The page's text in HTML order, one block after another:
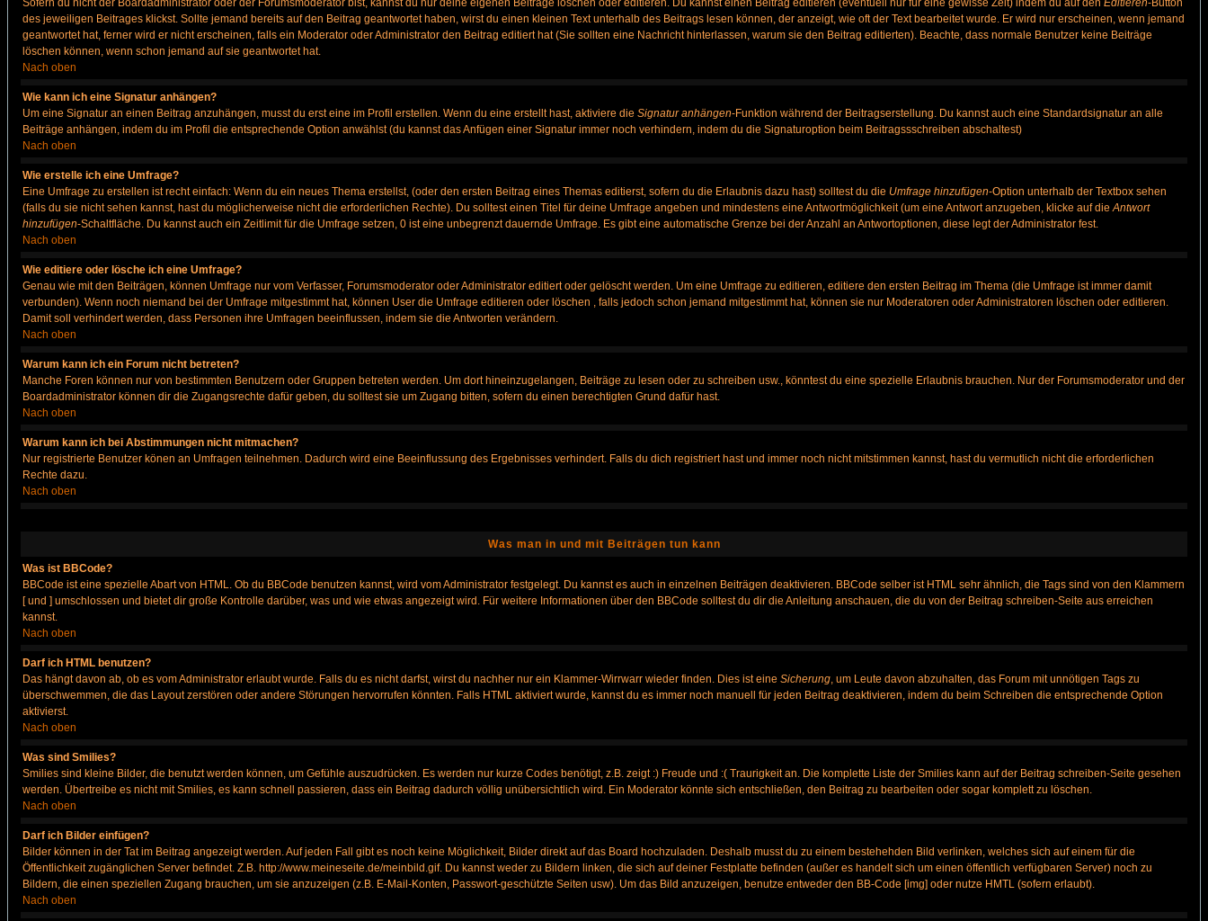
Sofern du nicht der Boardadministrator oder der Forumsmoderator bist, kannst du nur deine eigenen Beiträge löschen oder editieren. Du kannst einen Beitrag editieren (eventuell nur für eine gewisse Zeit) indem du auf den Editieren-Button
des jeweiligen Beitrages klickst. Sollte jemand bereits auf den Beitrag geantwortet haben, wirst du einen kleinen Text unterhalb des Beitrags lesen können, der anzeigt, wie oft der Text bearbeitet wurde. Er wird nur erscheinen, wenn jemand
geantwortet hat, ferner wird er nicht erscheinen, falls ein Moderator oder Administrator den Beitrag editiert hat (Sie sollten eine Nachricht hinterlassen, warum sie den Beitrag editierten). Beachte, dass normale Benutzer keine Beiträge
löschen können, wenn schon jemand auf sie geantwortet hat.
Nach oben
Wie kann ich eine Signatur anhängen?
Um eine Signatur an einen Beitrag anzuhängen, musst du erst eine im Profil erstellen. Wenn du eine erstellt hast, aktiviere die Signatur anhängen-Funktion während der Beitragserstellung. Du kannst auch eine Standardsignatur an alle
Beiträge anhängen, indem du im Profil die entsprechende Option anwählst (du kannst das Anfügen einer Signatur immer noch verhindern, indem du die Signaturoption beim Beitragssschreiben abschaltest)
Nach oben
Wie erstelle ich eine Umfrage?
Eine Umfrage zu erstellen ist recht einfach: Wenn du ein neues Thema erstellst, (oder den ersten Beitrag eines Themas editierst, sofern du die Erlaubnis dazu hast) solltest du die Umfrage hinzufügen-Option unterhalb der Textbox sehen
(falls du sie nicht sehen kannst, hast du möglicherweise nicht die erforderlichen Rechte). Du solltest einen Titel für deine Umfrage angeben und mindestens eine Antwortmöglichkeit (um eine Antwort anzugeben, klicke auf dieAntwort
hinzufügen-Schaltfläche. Du kannst auch ein Zeitlimit für die Umfrage setzen, 0 ist eine unbegrenzt dauernde Umfrage. Es gibt eine automatische Grenze bei der Anzahl an Antwortoptionen, diese legt der Administrator fest.
Nach oben
Wie editiere oder lösche ich eine Umfrage?
Genau wie mit den Beiträgen, können Umfrage nur vom Verfasser, Forumsmoderator oder Administrator editiert oder gelöscht werden. Um eine Umfrage zu editieren, editiere den ersten Beitrag im Thema (die Umfrage ist immer damit
verbunden). Wenn noch niemand bei der Umfrage mitgestimmt hat, können User die Umfrage editieren oder löschen , falls jedoch schon jemand mitgestimmt hat, können sie nur Moderatoren oder Administratoren löschen oder editieren.
Damit soll verhindert werden, dass Personen ihre Umfragen beeinflussen, indem sie die Antworten verändern.
Nach oben
Warum kann ich ein Forum nicht betreten?
Manche Foren können nur von bestimmten Benutzern oder Gruppen betreten werden. Um dort hineinzugelangen, Beiträge zu lesen oder zu schreiben usw., könntest du eine spezielle Erlaubnis brauchen. Nur der Forumsmoderator und der
Boardadministrator können dir die Zugangsrechte dafür geben, du solltest sie um Zugang bitten, sofern du einen berechtigten Grund dafür hast.
Nach oben
Warum kann ich bei Abstimmungen nicht mitmachen?
Nur registrierte Benutzer könen an Umfragen teilnehmen. Dadurch wird eine Beeinflussung des Ergebnisses verhindert. Falls du dich registriert hast und immer noch nicht mitstimmen kannst, hast du vermutlich nicht die erforderlichen
Rechte dazu.
Nach oben
Was man in und mit Beiträgen tun kann
Was ist BBCode?
BBCode ist eine spezielle Abart von HTML. Ob du BBCode benutzen kannst, wird vom Administrator festgelegt. Du kannst es auch in einzelnen Beiträgen deaktivieren. BBCode selber ist HTML sehr ähnlich, die Tags sind von den Klammern
[ und ] umschlossen und bietet dir große Kontrolle darüber, was und wie etwas angezeigt wird. Für weitere Informationen über den BBCode solltest du dir die Anleitung anschauen, die du von der Beitrag schreiben-Seite aus erreichen
kannst.
Nach oben
Darf ich HTML benutzen?
Das hängt davon ab, ob es vom Administrator erlaubt wurde. Falls du es nicht darfst, wirst du nachher nur ein Klammer-Wirrwarr wieder finden. Dies ist eine Sicherung, um Leute davon abzuhalten, das Forum mit unnötigen Tags zu
überschwemmen, die das Layout zerstören oder andere Störungen hervorrufen könnten. Falls HTML aktiviert wurde, kannst du es immer noch manuell für jeden Beitrag deaktivieren, indem du beim Schreiben die entsprechende Option
aktivierst.
Nach oben
Was sind Smilies?
Smilies sind kleine Bilder, die benutzt werden können, um Gefühle auszudrücken. Es werden nur kurze Codes benötigt, z.B. zeigt :) Freude und :( Traurigkeit an. Die komplette Liste der Smilies kann auf der Beitrag schreiben-Seite gesehen
werden. Übertreibe es nicht mit Smilies, es kann schnell passieren, dass ein Beitrag dadurch völlig unübersichtlich wird. Ein Moderator könnte sich entschließen, den Beitrag zu bearbeiten oder sogar komplett zu löschen.
Nach oben
Darf ich Bilder einfügen?
Bilder können in der Tat im Beitrag angezeigt werden. Auf jeden Fall gibt es noch keine Möglichkeit, Bilder direkt auf das Board hochzuladen. Deshalb musst du zu einem bestehehden Bild verlinken, welches sich auf einem für die
Öffentlichkeit zugänglichen Server befindet. Z.B. http://www.meineseite.de/meinbild.gif. Du kannst weder zu Bildern linken, die sich auf deiner Festplatte befinden (außer es handelt sich um einen öffentlich verfügbaren Server) noch zu
Bildern, die einen speziellen Zugang brauchen, um sie anzuzeigen (z.B. E-Mail-Konten, Passwort-geschützte Seiten usw). Um das Bild anzuzeigen, benutze entweder den BB-Code [img] oder nutze HMTL (sofern erlaubt).
Nach oben